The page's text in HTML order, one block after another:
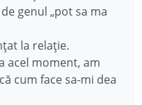
genul „pot sa ma
la relație.
acel moment, am
cum face sa-mi dea